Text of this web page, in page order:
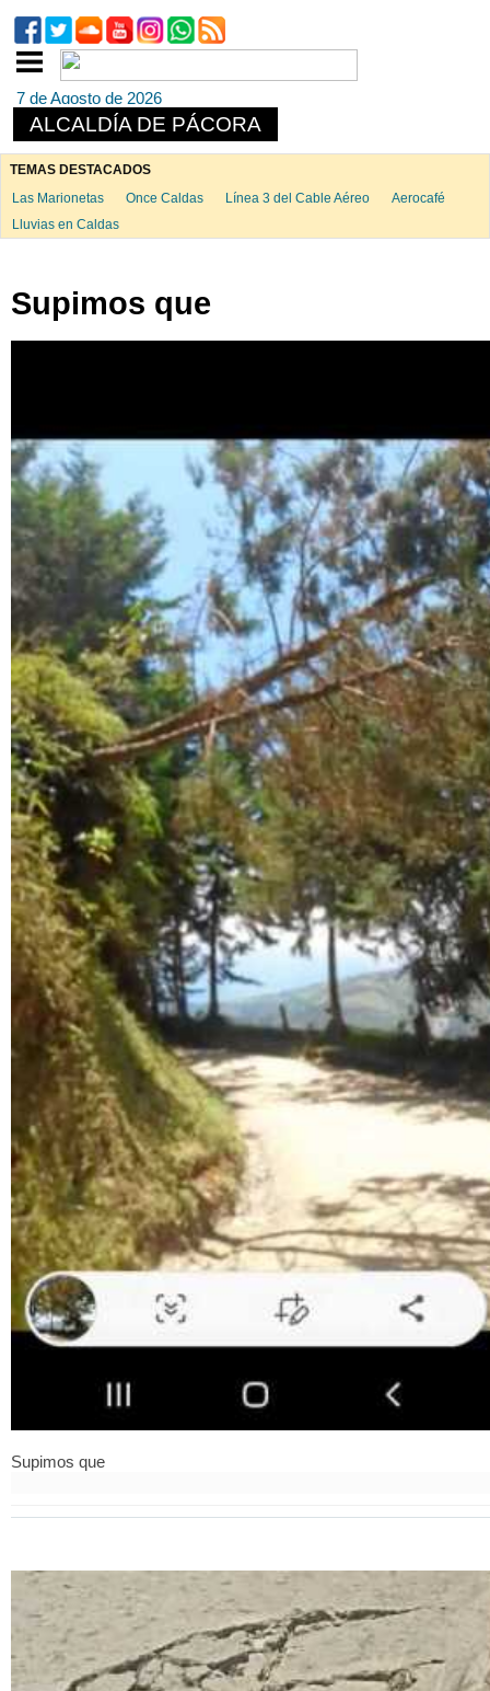
7 de Agosto de 2026
ALCALDÍA DE PÁCORA
TEMAS DESTACADOS
Las Marionetas
Once Caldas Línea 3 del Cable Aéreo
Aerocafé
Lluvias en Caldas
Supimos que
Supimos que